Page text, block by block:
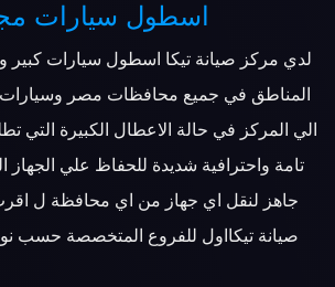
اسطول سيارات
لدي مركز صيانة تيكا اسطول سيارات
المناطق في جميع محافظات مصر وسيارات
الي المركز في حالة الاعطال الكبيرة التي
تامة واحترافية شديدة للحفاظ علي الجهاز
جاهز لنقل اي جهاز من اي محافظة ل
صيانة تيكااول للفروع المتخصصة حسب